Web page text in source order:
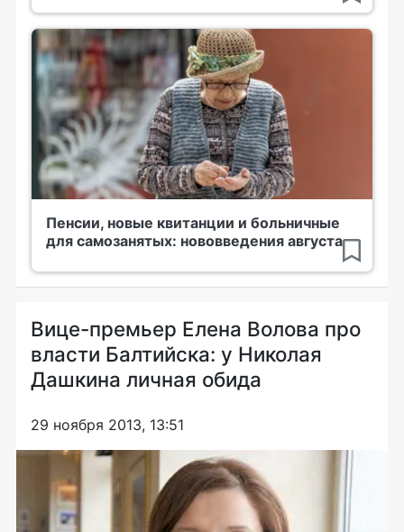
Пенсии, новые квитанции и больничные
для самозанятых: нововведения августа
Вице-премьер Елена Волова про
власти Балтийска: у Николая
Дашкина личная обида
29 ноября 2013, 13:51